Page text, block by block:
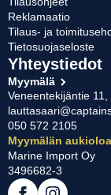
Reklamaatio
Tilaus- ja
Tietosuojaseloste
Yhteystiedot
Myymälä
Veneentekijäntie
050 572 2105
Myymälän
Marine Import Oy
3496682-3